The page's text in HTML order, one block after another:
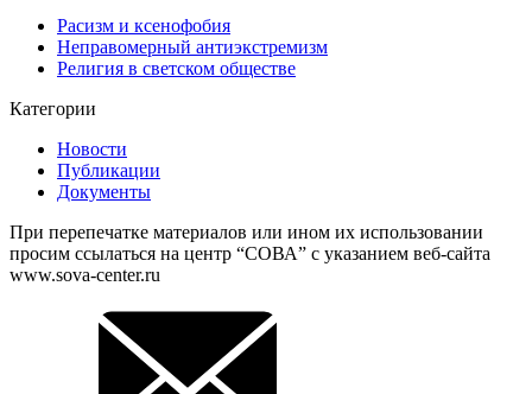
Расизм и ксенофобия
Неправомерный антиэкстремизм
Религия в светском обществе
Категории
Новости
Публикации
Документы
При перепечатке материалов или ином их использовании
просим ссылаться на центр “СОВА” с указанием веб-сайта
www.sova-center.ru